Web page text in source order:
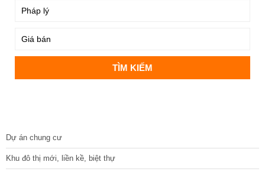
Dự án chung cư
Khu đô thị mới, liền kề, biệt thự